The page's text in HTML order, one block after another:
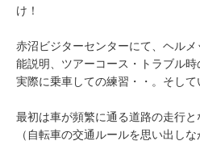
け！
赤沼ビジターセンターにて、ヘル
能説明、ツアーコース・トラブル時
実際に乗車しての練習・・。そして
最初は車が頻繁に通る道路の走行
（自転車の交通ルールを思い出し